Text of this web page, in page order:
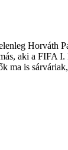
Horváth
aki a
ma is